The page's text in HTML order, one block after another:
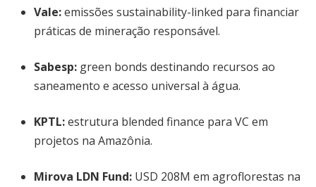
Vale:emissões sustainability-linked para financiar
práticas de mineração responsável.
Sabesp: green bonds destinando recursos ao
saneamento e acesso universal à água.
KPTL:estrutura blended finance para VC em
projetos na Amazônia.
Mirova LDN Fund: USD 208M em agroflorestas na